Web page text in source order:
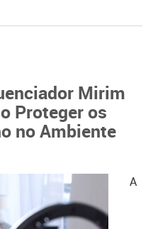
Mirim
Proteger os
no Ambiente
A